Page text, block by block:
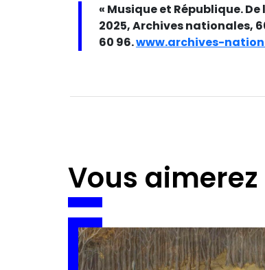
« Musique et République.
2025, Archives nationales,
60 96.www.archives-
Vous